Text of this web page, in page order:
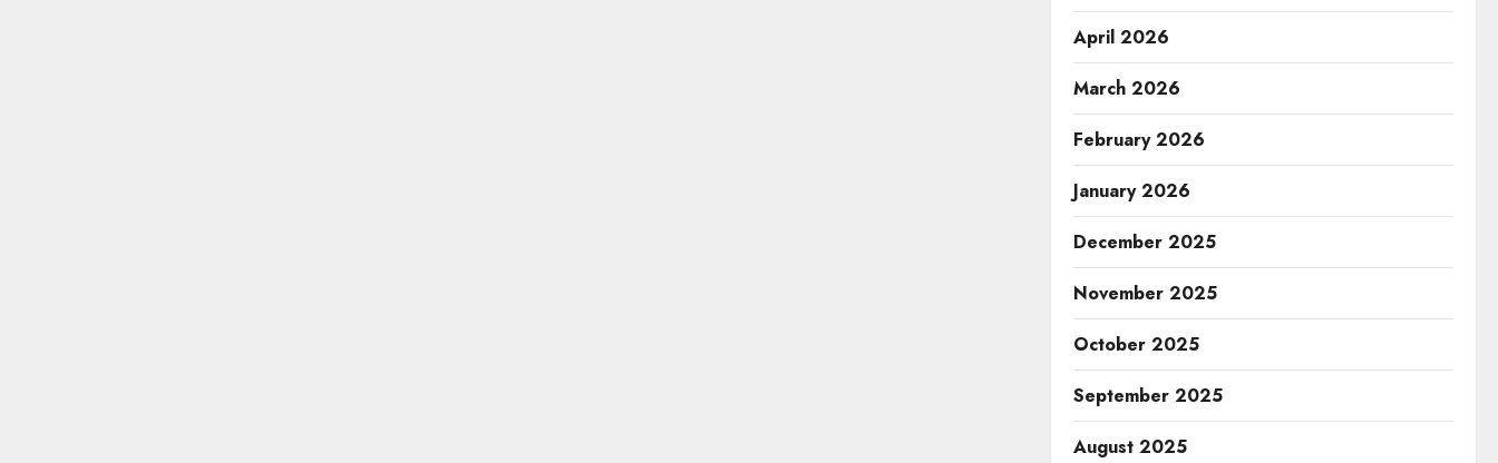
April 2026
March 2026
February 2026
January 2026
December 2025
November 2025
October 2025
September 2025
August 2025